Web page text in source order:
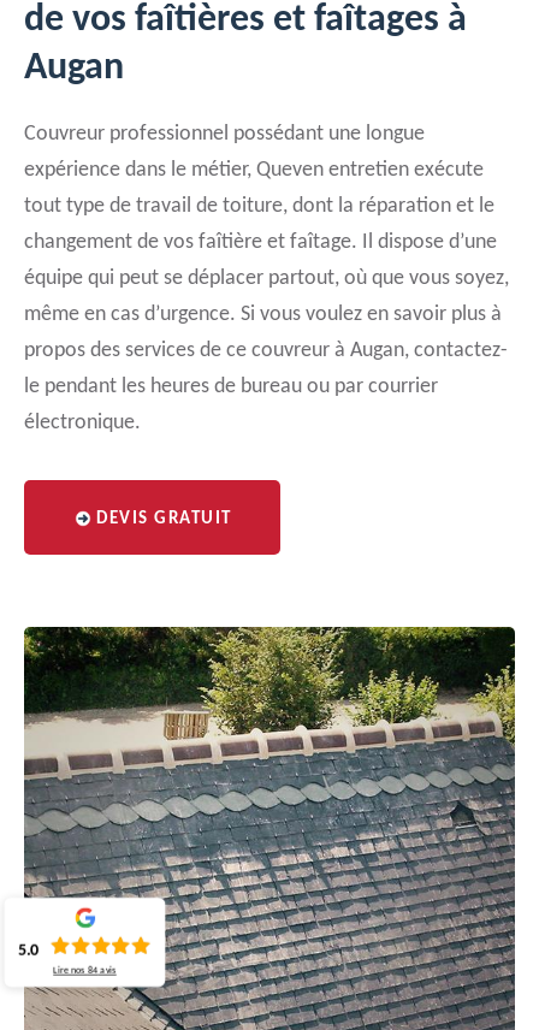
de vos faîtières et faîtages à
Augan
Couvreur professionnel possédant une longue
expérience dans le métier, Queven entretien exécute
tout type de travail de toiture, dont la réparation et le
changement de vos faîtière et faîtage. Il dispose d’une
équipe qui peut se déplacer partout, où que vous soyez,
même en cas d’urgence. Si vous voulez en savoir plus à
propos des services de ce couvreur à Augan, contactez-
le pendant les heures de bureau ou par courrier
électronique.
DEVIS GRATUIT
5.0
Lire nos84 avis